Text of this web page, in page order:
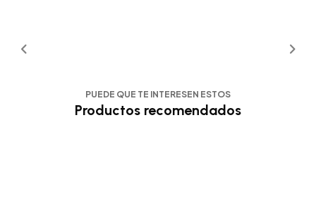
PUEDE QUE TE INTERESEN ESTOS
Productos recomendados